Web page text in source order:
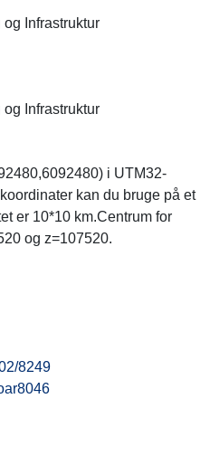
Infrastruktur
Infrastruktur
i UTM32-
kan du bruge på et
er 10*10 km.Centrum for
og z=107520.
8249